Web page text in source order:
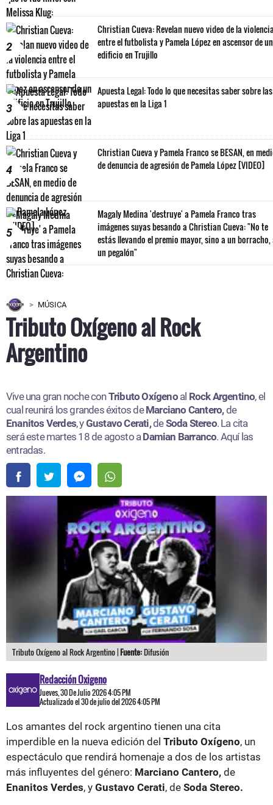
2
Christian Cueva: Revelan nuevo video de la
entre el futbolista y Pamela López en ascensor de un
edificio en Trujillo
3
Apuesta Legal: Todo lo que necesitas saber sobre las
apuestas en la Liga 1
4
Christian Cueva y Pamela Franco se BESAN, en
de denuncia de agresión de Pamela López [VIDEO]
5
Magaly Medina 'destruye' a Pamela Franco tras
imágenes suyas besando a Christian Cueva: "No te
estás llevando el premio mayor, sino a un borracho,
un pegalón"
MÚSICA
Tributo Oxígeno al Rock
Argentino
Vive una gran noche conTributo Oxígenoal Rock Argentino, el
cual reunirá los grandes éxitos deMarciano Cantero,de
Enanitos Verdes, yGustavo Cerati,deSoda Stereo. La cita
será este martes 18 de agosto a Damian Barranco. Aquí las
entradas.​
Tributo Oxígeno al Rock Argentino |Fuente:Difusión
Redacción Oxigeno
Jueves, 30 De Julio 2026 4:05 PM
Actualizado el 30 de julio del 2026 4:05 PM
Los amantes del rock argentino tienen una cita
imperdible en la nueva edición del Tributo Oxígeno, un
espectáculo que rendirá homenaje a dos de los artistas
más influyentes del género: Marciano Cantero, de
Enanitos Verdes, y Gustavo Cerati, de Soda Stereo.